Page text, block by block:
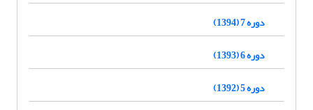
دوره 7 (1394)
دوره 6 (1393)
دوره 5 (1392)